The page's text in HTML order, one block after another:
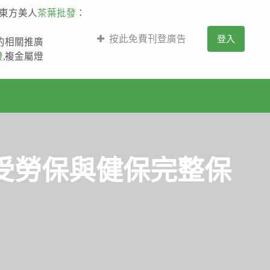
方美人 茶葉批發 ：
相關推廣
,複金屬燈
按此免費刊登廣告 登入
勞保與健保完整保